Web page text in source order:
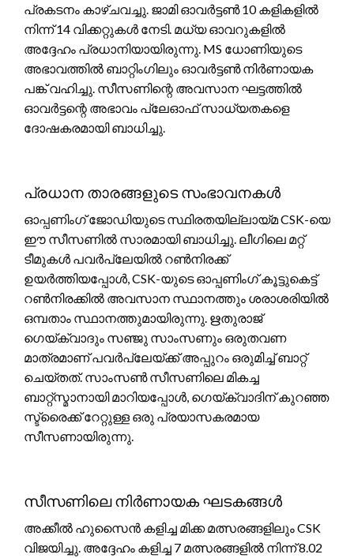
പ്രകടനം കാഴ്ചവച്ചു. ജാമി ഓവർട്ടൺ 10 കളികളിൽ
നിന്ന് 14 വിക്കറ്റുകൾ നേടി. മധ്യ ഓവറുകളിൽ
അദ്ദേഹം പ്രധാനിയായിരുന്നു. MS ധോണിയുടെ
അഭാവത്തിൽ ബാറ്റിംഗിലും ഓവർട്ടൺ നിർണായക
പങ്ക് വഹിച്ചു. സീസണിന്റെ അവസാന ഘട്ടത്തിൽ
ഓവർട്ടന്റെ അഭാവം പ്ലേഓഫ് സാധ്യതകളെ
ദോഷകരമായി ബാധിച്ചു.
പ്രധാന താരങ്ങളുടെ സംഭാവനകൾ
ഓപ്പണിംഗ് ജോഡിയുടെ സ്ഥിരതയില്ലായ്മ CSK-യെ
ഈ സീസണിൽ സാരമായി ബാധിച്ചു. ലീഗിലെ മറ്റ്
ടീമുകൾ പവർപ്ലേയിൽ റൺനിരക്ക്
ഉയർത്തിയപ്പോൾ, CSK-യുടെ ഓപ്പണിംഗ് കൂട്ടുകെട്ട്
റൺനിരക്കിൽ അവസാന സ്ഥാനത്തും ശരാശരിയിൽ
ഒമ്പതാം സ്ഥാനത്തുമായിരുന്നു. ഋതുരാജ്
ഗെയ്ക്വാദും സഞ്ജു സാംസണും ഒരുതവണ
മാത്രമാണ് പവർപ്ലേയ്ക്ക് അപ്പുറം ഒരുമിച്ച് ബാറ്റ്
ചെയ്തത്. സാംസൺ സീസണിലെ മികച്ച
ബാറ്റ്സ്മാനായി മാറിയപ്പോൾ, ഗെയ്ക്വാദിന് കുറഞ്ഞ
സ്ട്രൈക്ക് റേറ്റുള്ള ഒരു പ്രയാസകരമായ
സീസണായിരുന്നു.
സീസണിലെ നിർണായക ഘടകങ്ങൾ
അക്കീൽ ഹുസൈൻ കളിച്ച മിക്ക മത്സരങ്ങളിലും CSK
വിജയിച്ചു. അദ്ദേഹം കളിച്ച 7 മത്സരങ്ങളിൽ നിന്ന് 8.02